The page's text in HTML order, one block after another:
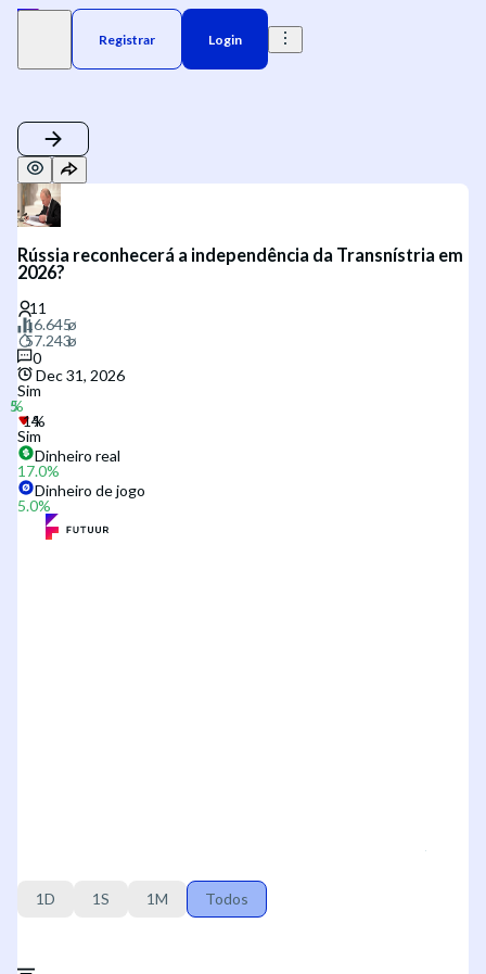
Registrar Login
Rússia reconhecerá a independência da Transnístria em
2026?
0
Dec 31, 2026
Sim
Sim
Dinheiro real
17.0%
Dinheiro de jogo
5.0%
1D 1S 1M Todos